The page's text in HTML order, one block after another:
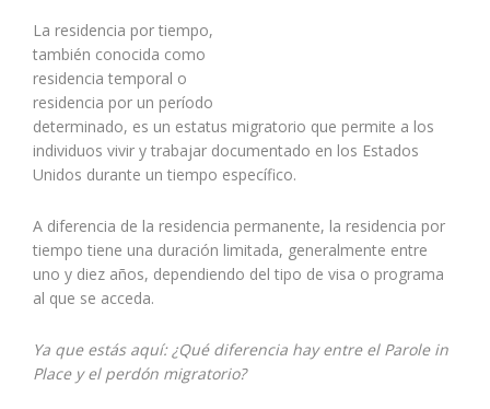
La residencia por tiempo,
también conocida como
residencia temporal o
residencia por un período
determinado, es un estatus migratorio que permite a los
individuos vivir y trabajar documentado en los Estados
Unidos durante un tiempo específico.
A diferencia de la residencia permanente, la residencia por
tiempo tiene una duración limitada, generalmente entre
uno y diez años, dependiendo del tipo de visa o programa
al que se acceda.
Ya que estás aquí: ¿Qué diferencia hay entre el Parole in
Place y el perdón migratorio?